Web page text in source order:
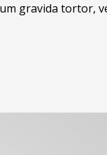
gravida tortor,